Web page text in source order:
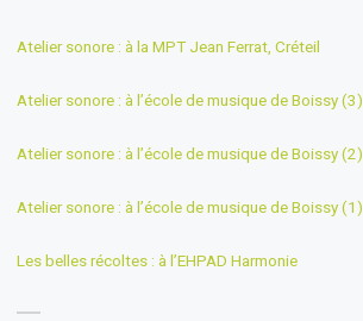
Atelier sonore : à la MPT Jean Ferrat, Créteil
Atelier sonore : à l’école de musique de Boissy (3)
Atelier sonore : à l’école de musique de Boissy (2)
Atelier sonore : à l’école de musique de Boissy (1)
Les belles récoltes : à l’EHPAD Harmonie